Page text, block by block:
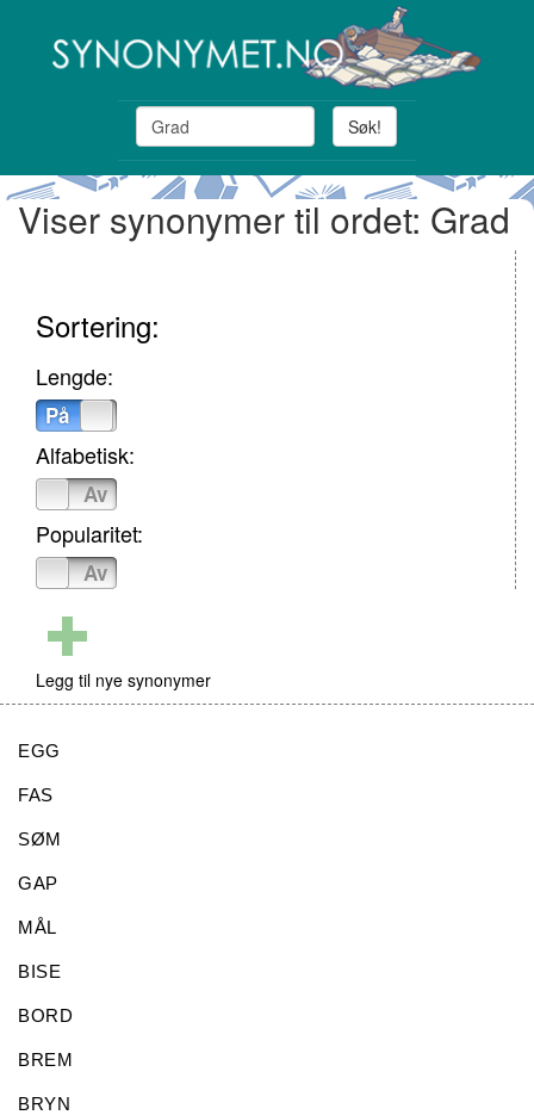
Søk!
Viser synonymer til ordet: Grad
Sortering:
Lengde:
På
Alfabetisk:
Av
Popularitet:
Av
Legg til nye synonymer
EGG
FAS
SØM
GAP
MÅL
BISE
BORD
BREM
BRYN